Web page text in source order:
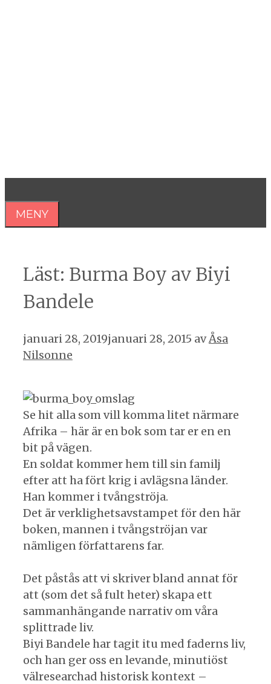
MENY
Läst: Burma Boy av Biyi
Bandele
januari 28, 2019januari 28, 2015 avÅsa
Nilsonne
Se hit alla som vill komma litet närmare
Afrika – här är en bok som tar er en en
bit på vägen.
En soldat kommer hem till sin familj
efter att ha fört krig i avlägsna länder.
Han kommer i tvångströja.
Det är verklighetsavstampet för den här
boken, mannen i tvångströjan var
nämligen författarens far.
Det påstås att vi skriver bland annat för
att (som det så fult heter) skapa ett
sammanhängande narrativ om våra
splittrade liv.
Biyi Bandele har tagit itu med faderns liv,
och han ger oss en levande, minutiöst
välresearchad historisk kontext –